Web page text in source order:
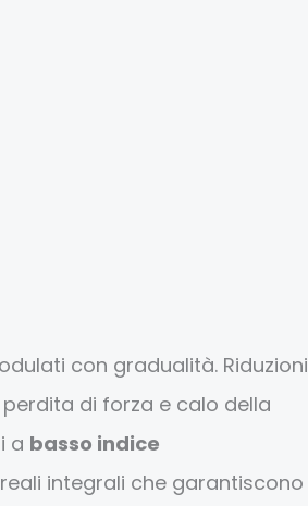
con gradualità. Riduzioni
di forza e calo della
a basso indice
integrali che garantiscono